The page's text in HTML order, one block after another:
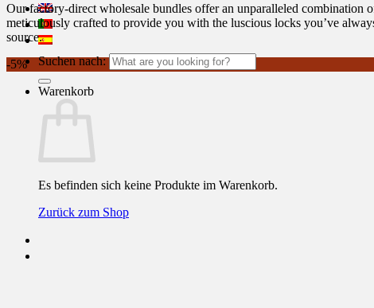
Suchen nach:
Warenkorb
Es befinden sich keine Produkte im Warenkorb.
Zurück zum Shop
Our factory-direct wholesale bundles offer an unparalleled combination
meticulously crafted to provide you with the luscious locks you’ve
source.
-5%